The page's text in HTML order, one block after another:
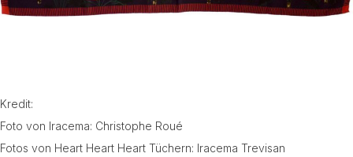
Kredit:
Foto von Iracema: Christophe Roué
Fotos von Heart Heart Heart Tüchern: Iracema Trevisan